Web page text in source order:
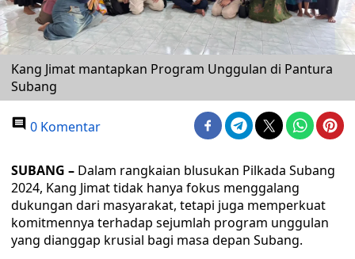
Kang Jimat mantapkan Program Unggulan di Pantura
Subang
0 Komentar
SUBANG – Dalam rangkaian blusukan Pilkada Subang
2024, Kang Jimat tidak hanya fokus menggalang
dukungan dari masyarakat, tetapi juga memperkuat
komitmennya terhadap sejumlah program unggulan
yang dianggap krusial bagi masa depan Subang.